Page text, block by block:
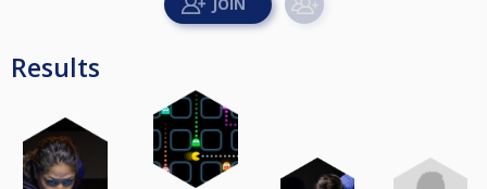
Results